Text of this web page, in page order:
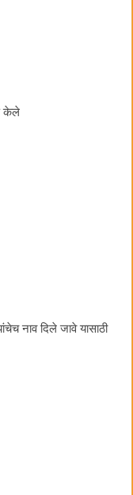
केले
नाव दिले जावे यासाठी